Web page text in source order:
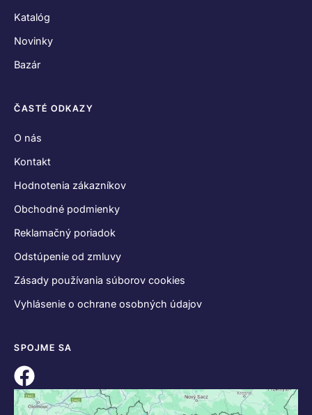
Katalóg
Novinky
Bazár
ČASTÉ ODKAZY
O nás
Kontakt
Hodnotenia zákazníkov
Obchodné podmienky
Reklamačný poriadok
Odstúpenie od zmluvy
Zásady používania súborov cookies
Vyhlásenie o ochrane osobných údajov
SPOJME SA